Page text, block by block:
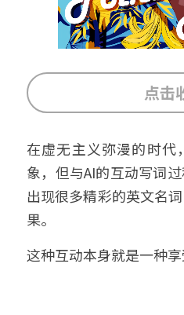
点击
在虚无主义弥漫的时代
象，但与AI的互动写词
出现很多精彩的英文名
果。
这种互动本身就是一种享